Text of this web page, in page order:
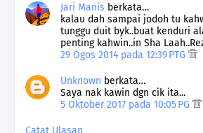
Jari Manis berkata…
kalau dah sampai jodoh tu
tunggu duit byk..buat kenduri
penting kahwin..in Sha
29 Ogos 2014 pada 12:39 PTG
Unknown berkata…
Saya nak kawin dgn cik ita...
5 Oktober 2017 pada 10:05 PG
Catat Ulasan